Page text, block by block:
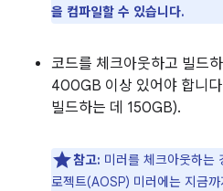
을 컴파일할 수 있습니다.
코드를 체크아웃하고 빌드
400GB 이상 있어야 합니
빌드하는 데 150GB).
참고: 미러를 체크아웃하
로젝트(AOSP) 미러에는 지금